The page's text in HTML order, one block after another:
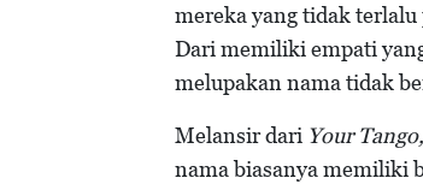
mereka yang tidak
Dari memiliki empati
melupakan nama tidak
Melansir dari Your Tango,
nama biasanya memiliki